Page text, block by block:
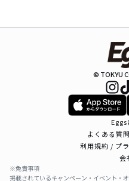
© TOKYU
よくある質
利用規約 / プ
会
※免責事項
掲載されているキャンペーン・イベント・